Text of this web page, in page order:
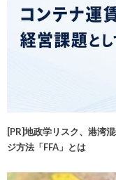
[PR]地政学リスク、港湾
ジ方法「FFA」とは